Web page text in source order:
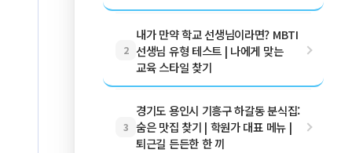
2
내가 만약 학교 선생님이라면? MBTI
선생님 유형 테스트 | 나에게 맞는
교육 스타일 찾기
3
경기도 용인시 기흥구 하갈동 분식집:
숨은 맛집 찾기 | 학원가 대표 메뉴 |
퇴근길 든든한 한 끼